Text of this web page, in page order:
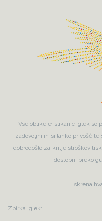
Vse oblike e-slikanic Iglek so
zadovoljni in si lahko privoščite
dobrodošlo za kritje stroškov
dostopni preko
Iskrena
Zbirka Iglek: